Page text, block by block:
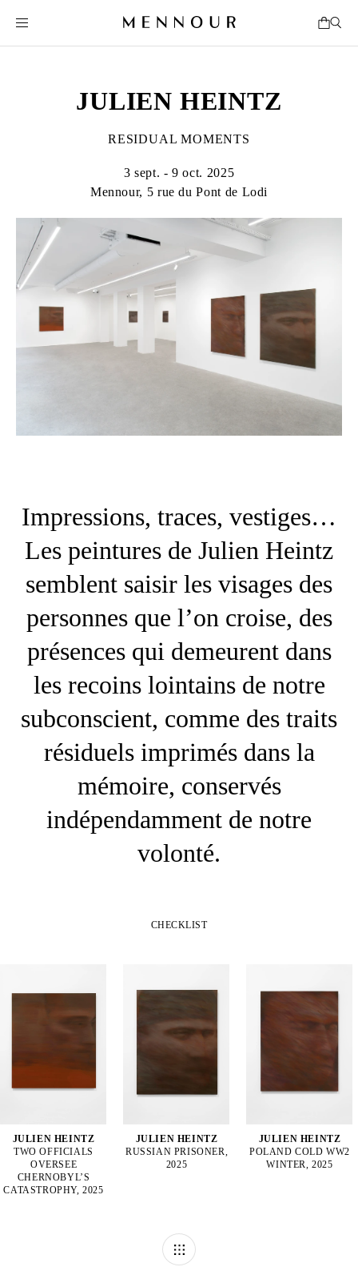
JULIEN HEINTZ
RESIDUAL MOMENTS
3 sept. - 9 oct. 2025
Mennour, 5 rue du Pont de Lodi
Impressions, traces, vestiges…
Les peintures de Julien Heintz
semblent saisir les visages des
personnes que l’on croise, des
présences qui demeurent dans
les recoins lointains de notre
subconscient, comme des traits
résiduels imprimés dans la
mémoire, conservés
indépendamment de notre
volonté.
CHECKLIST
JULIEN HEINTZ
TWO OFFICIALS
OVERSEE
CHERNOBYL’S
CATASTROPHY, 2025
JULIEN HEINTZ
RUSSIAN PRISONER,
2025
JULIEN HEINTZ
POLAND COLD WW2
WINTER, 2025